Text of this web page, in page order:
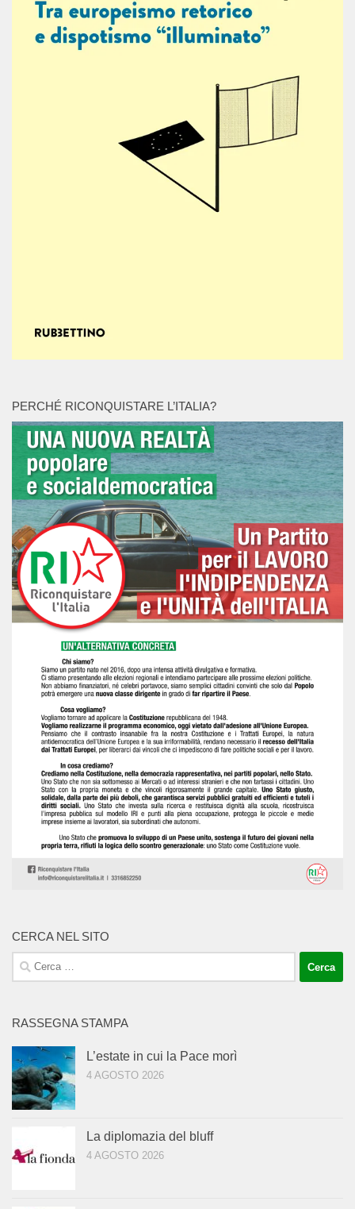
PERCHÉ RICONQUISTARE L’ITALIA?
CERCA NEL SITO
Ricerca
per:
RASSEGNA STAMPA
L’estate in cui la Pace morì
4 AGOSTO 2026
La diplomazia del bluff
4 AGOSTO 2026